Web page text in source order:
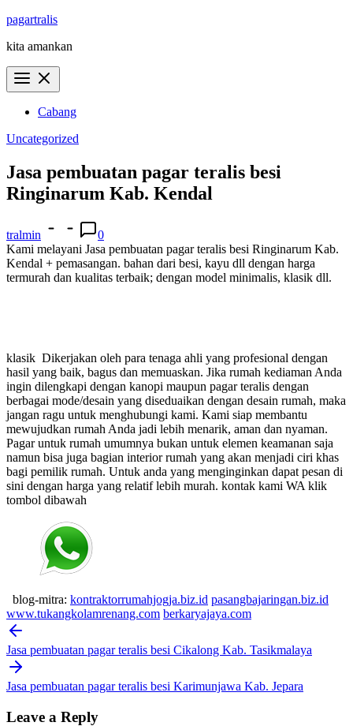
Skip
content
pagartralis
kita amankan
Cabang
Uncategorized
Jasa pembuatan pagar teralis besi
Ringinarum Kab. Kendal
tralmin
0
Kami melayani Jasa pembuatan pagar teralis besi Ringinarum Kab.
Kendal + pemasangan. bahan dari besi, kayu dll dengan harga
termurah dan kualitas terbaik; dengan model minimalis, klasik dll.
klasik Dikerjakan oleh para tenaga ahli yang profesional dengan
hasil yang baik, bagus dan memuaskan. Jika rumah kediaman Anda
ingin dilengkapi dengan kanopi maupun pagar teralis dengan
berbagai mode/desain yang diseduaikan dengan desain rumah, maka
jangan ragu untuk menghubungi kami. Kami siap membantu
mewujudkan rumah Anda jadi lebih menarik, aman dan nyaman.
Pagar untuk rumah umumnya bukan untuk elemen keamanan saja
namun bisa juga bagian interior rumah yang akan menjadi ciri khas
bagi pemilik rumah. Untuk anda yang menginginkan dapat pesan di
sini dengan harga yang relatif lebih murah. kontak kami WA klik
tombol dibawah
blog-mitra: kontraktorrumahjogja.biz.id pasangbajaringan.biz.id
www.tukangkolamrenang.com berkaryajaya.com
Post
navigation
Jasa pembuatan pagar teralis besi Cikalong Kab. Tasikmalaya
Jasa pembuatan pagar teralis besi Karimunjawa Kab. Jepara
Leave a Reply